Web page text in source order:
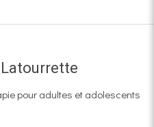
pour adultes et adolescents